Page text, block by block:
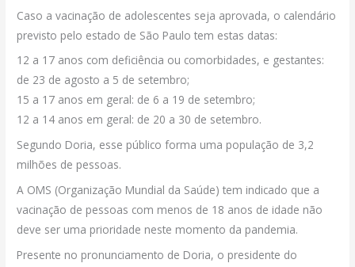
Caso a vacinação de adolescentes seja aprovada, o calendário
previsto pelo estado de São Paulo tem estas datas:
12 a 17 anos com deficiência ou comorbidades, e gestantes:
de 23 de agosto a 5 de setembro;
15 a 17 anos em geral: de 6 a 19 de setembro;
12 a 14 anos em geral: de 20 a 30 de setembro.
Segundo Doria, esse público forma uma população de 3,2
milhões de pessoas.
A OMS (Organização Mundial da Saúde) tem indicado que a
vacinação de pessoas com menos de 18 anos de idade não
deve ser uma prioridade neste momento da pandemia.
Presente no pronunciamento de Doria, o presidente do